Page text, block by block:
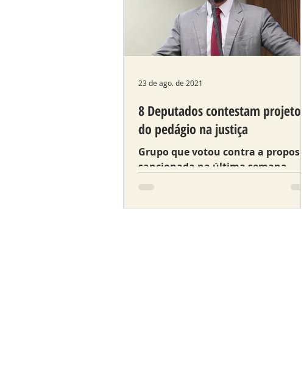
8 Deputados contestam projeto
do pedágio na justiça
Grupo que votou contra a proposta
sancionada na última semana,
protocola hoje uma Ação de
23 de ago. de 2021